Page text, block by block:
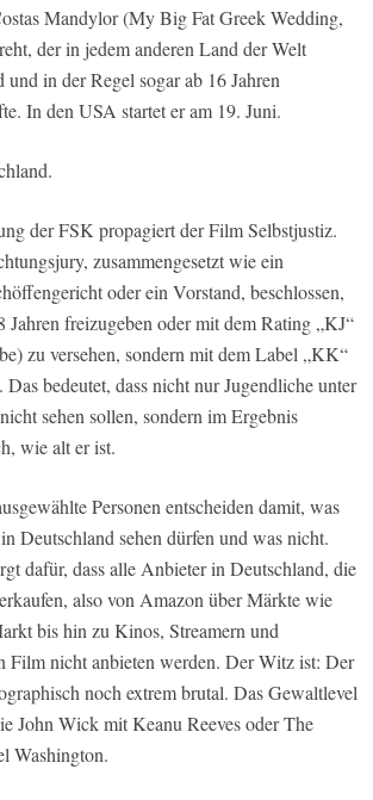
Mandylor (My Big Fat Greek Wedding,
der in jedem anderen Land der Welt
in der Regel sogar ab 16 Jahren
In den USA startet er am 19. Juni.
der FSK propagiert der Film Selbstjustiz.
zusammengesetzt wie ein
oder ein Vorstand, beschlossen,
Jahren freizugeben oder mit dem Rating „KJ“
zu versehen, sondern mit dem Label „KK“
bedeutet, dass nicht nur Jugendliche unter
sehen sollen, sondern im Ergebnis
wie alt er ist.
Personen entscheiden damit, was
Deutschland sehen dürfen und was nicht.
dafür, dass alle Anbieter in Deutschland, die
also von Amazon über Märkte wie
bis hin zu Kinos, Streamern und
Film nicht anbieten werden. Der Witz ist: Der
noch extrem brutal. Das Gewaltlevel
John Wick mit Keanu Reeves oder The
Washington.